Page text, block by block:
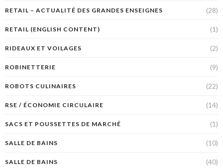
RETAIL – ACTUALITÉ DES GRANDES ENSEIGNES (28)
RETAIL (ENGLISH CONTENT) (1)
RIDEAUX ET VOILAGES (2)
ROBINETTERIE (9)
ROBOTS CULINAIRES (22)
RSE / ÉCONOMIE CIRCULAIRE (14)
SACS ET POUSSETTES DE MARCHÉ (1)
SALLE DE BAINS (10)
SALLE DE BAINS (40)